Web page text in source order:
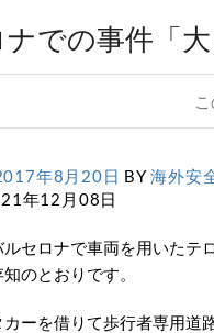
での事件「
年8月20日 BY海外安
年12月08日
セロナで車両を用いたテ
のとおりです。
ーを借りて歩行者専用道